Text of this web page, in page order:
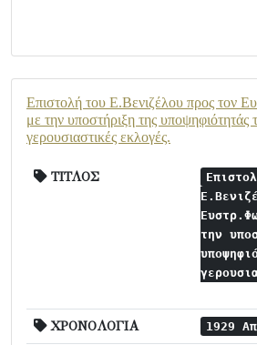
Επιστολή του Ε.Βενιζέλου προς τον
με την υποστήριξη της υποψηφιότητάς
γερουσιαστικές εκλογές.
ΤΙΤΛΟΣ
την
ΧΡΟΝΟΛΟΓΙΑ 1929